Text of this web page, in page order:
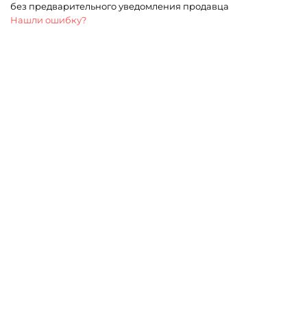
без предварительного уведомления продавца
Нашли ошибку?